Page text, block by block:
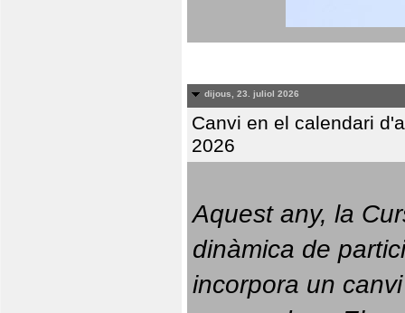
dijous, 23. juliol 2026
Canvi en el calendari
2026
Aquest any, la
dinàmica de
incorpora un